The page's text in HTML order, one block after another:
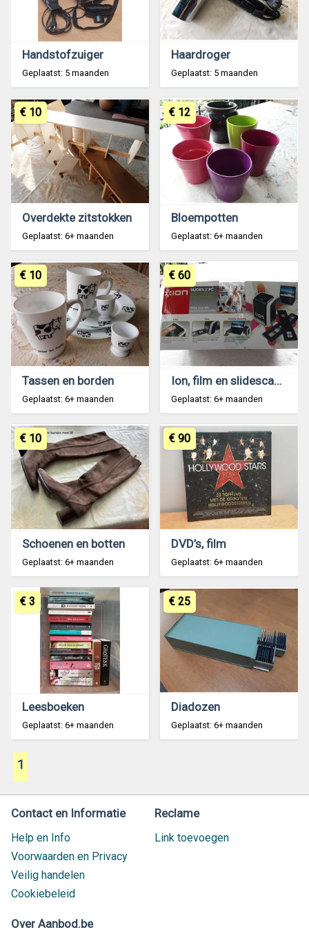
Handstofzuiger
Geplaatst: 5 maanden
Haardroger
Geplaatst: 5 maanden
Overdekte zitstokken
Geplaatst: 6+ maanden
€ 10
Bloempotten
Geplaatst: 6+ maanden
€ 12
Tassen en borden
Geplaatst: 6+ maanden
€ 10
Ion, film en slidescanner
Geplaatst: 6+ maanden
€ 60
Schoenen en botten
Geplaatst: 6+ maanden
€ 10
DVD’s, film
Geplaatst: 6+ maanden
€ 90
Leesboeken
Geplaatst: 6+ maanden
€ 3
Diadozen
Geplaatst: 6+ maanden
€ 25
1
Contact en Informatie
Help en Info
Voorwaarden en Privacy
Veilig handelen
Cookiebeleid
Reclame
Link toevoegen
Over Aanbod.be